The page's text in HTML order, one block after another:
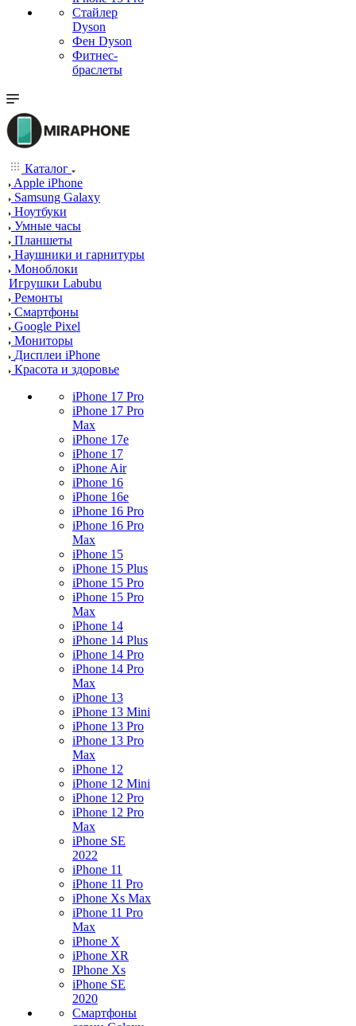
Стайлер
Dyson
Фен Dyson
Фитнес-
браслеты
Каталог
Apple iPhone
Samsung Galaxy
Ноутбуки
Умные часы
Планшеты
Наушники и гарнитуры
Моноблоки
Игрушки Labubu
Ремонты
Смартфоны
Google Pixel
Мониторы
Дисплеи iPhone
Красота и здоровье
iPhone 17 Pro
iPhone 17 Pro
Max
iPhone 17e
iPhone 17
iPhone Air
iPhone 16
iPhone 16e
iPhone 16 Pro
iPhone 16 Pro
Max
iPhone 15
iPhone 15 Plus
iPhone 15 Pro
iPhone 15 Pro
Max
iPhone 14
iPhone 14 Plus
iPhone 14 Pro
iPhone 14 Pro
Max
iPhone 13
iPhone 13 Mini
iPhone 13 Pro
iPhone 13 Pro
Max
iPhone 12
iPhone 12 Mini
iPhone 12 Pro
iPhone 12 Pro
Max
iPhone SE
2022
iPhone 11
iPhone 11 Pro
iPhone Xs Max
iPhone 11 Pro
Max
iPhone X
iPhone XR
IPhone Xs
iPhone SE
2020
Смартфоны